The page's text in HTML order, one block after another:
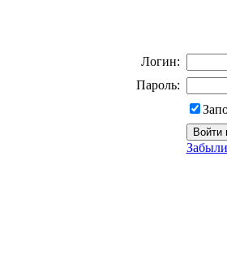
Логин:
Пароль: